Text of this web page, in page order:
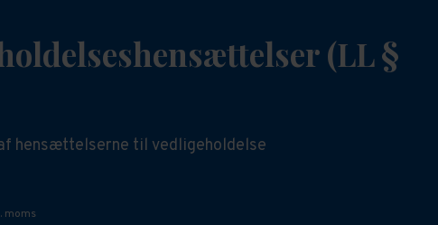
(LL §
hensættelserne til vedligeholdelse
moms